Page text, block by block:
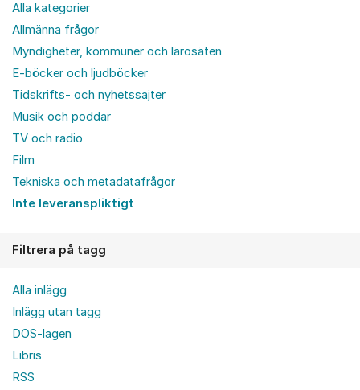
Alla kategorier
Allmänna frågor
Myndigheter, kommuner och lärosäten
E-böcker och ljudböcker
Tidskrifts- och nyhetssajter
Musik och poddar
TV och radio
Film
Tekniska och metadatafrågor
Inte leveranspliktigt
Filtrera på tagg
Alla inlägg
Inlägg utan tagg
DOS-lagen
Libris
RSS